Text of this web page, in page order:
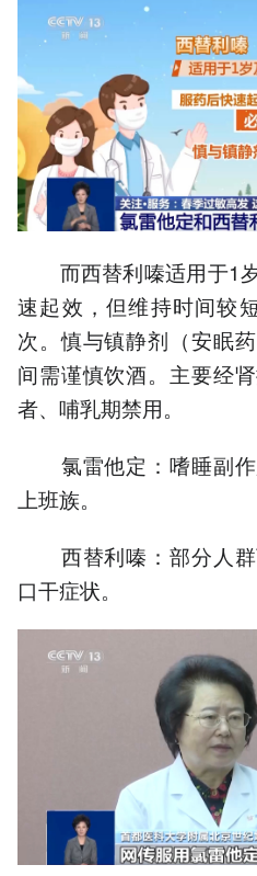
而西替利嗪适用于1
速起效，但维持时间较
次。慎与镇静剂（安眠
间需谨慎饮酒。主要经
者、哺乳期禁用。
氯雷他定：嗜睡副作
上班族。
西替利嗪：部分人群
口干症状。